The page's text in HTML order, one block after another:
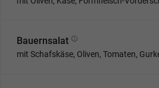
Bauernsalat
mit Schafskäse, Oliven, Tomaten,